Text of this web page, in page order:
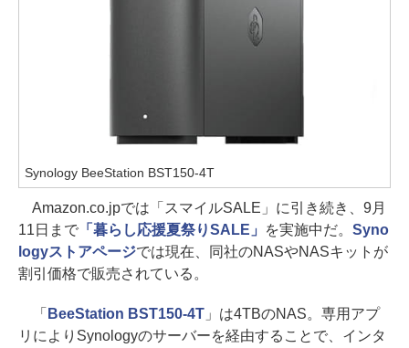
Synology BeeStation BST150-4T
Amazon.co.jpでは「スマイルSALE」に引き続き、9月
11日まで「暮らし応援夏祭りSALE」 を実施中だ。 Syno
logyストアページでは現在、同社のNASやNASキットが
割引価格で販売されている。
「 BeeStation BST150-4T」は4TBのNAS。専用アプ
リによりSynologyのサーバーを経由することで、インタ